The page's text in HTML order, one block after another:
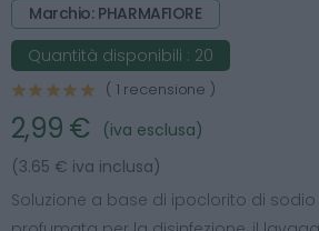
Marchio: PHARMAFIORE
Quantità disponibili : 20
( 1 recensione )
2,99 €
(iva esclusa)
(3.65 € iva inclusa)
Soluzione a base di ipoclorito di